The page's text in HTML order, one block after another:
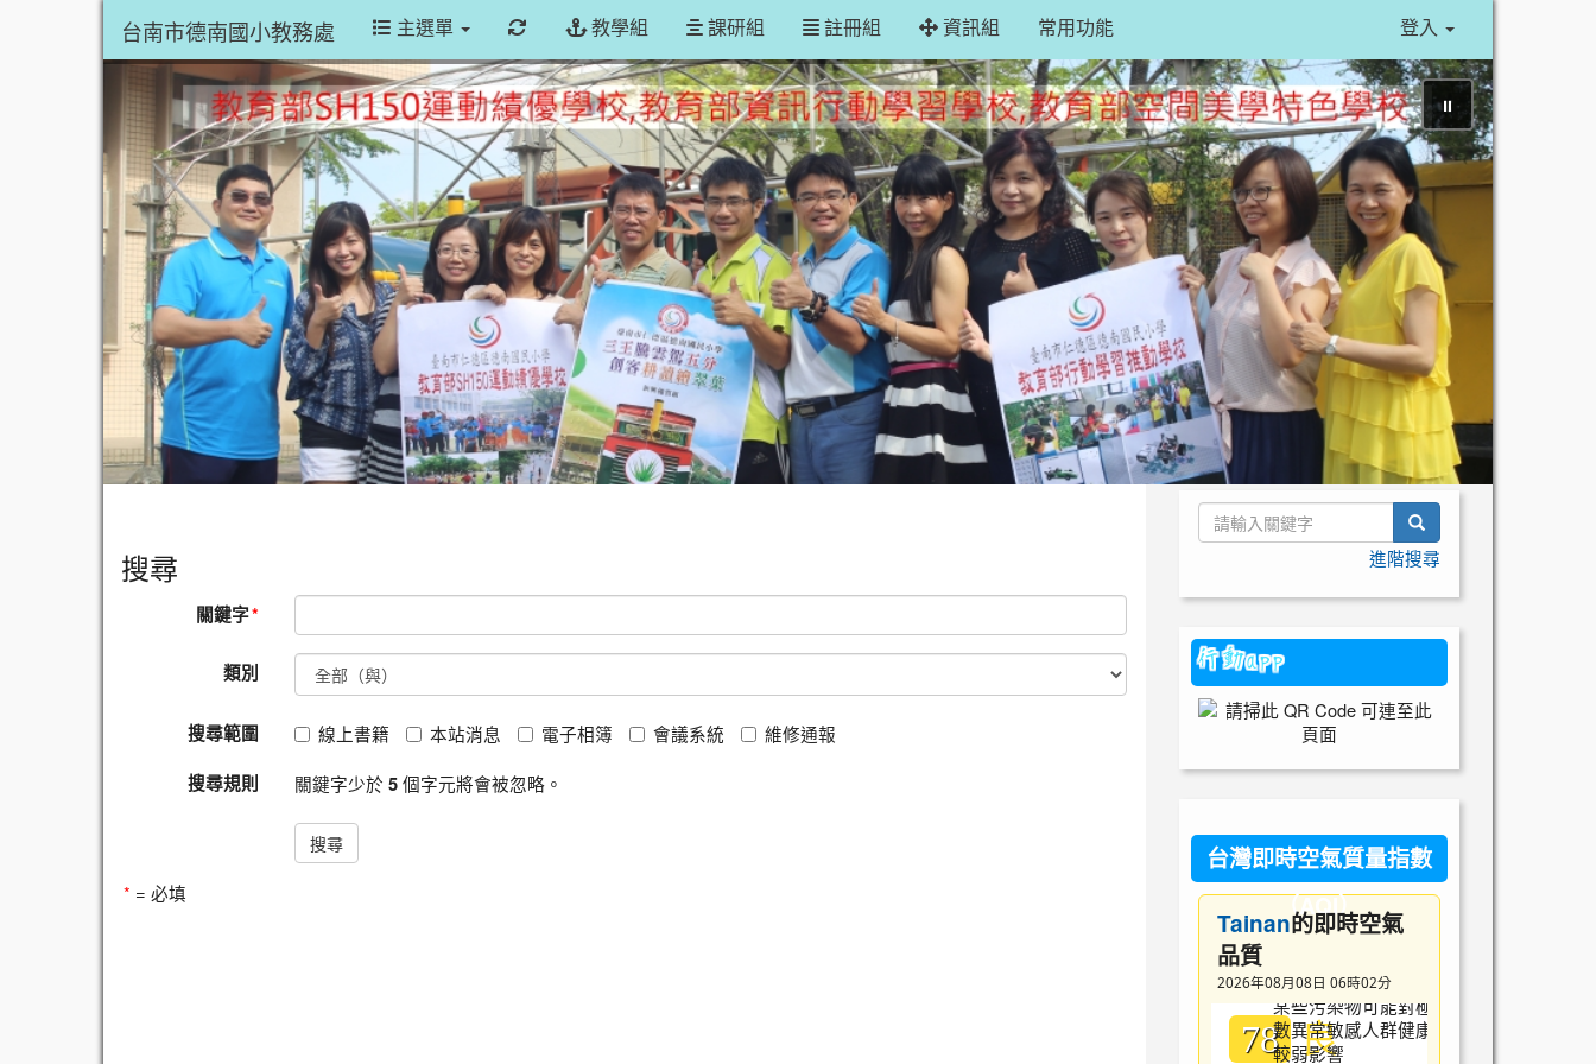
台南市德南國小教務處 主選單 重新取得佈景設定
教學組 課研組 註冊組 資訊組 常用功能 登入
⏸
搜尋
關鍵字*
類別
搜尋範圍 線上書籍 本站消息 電子相簿 會議系統
維修通報
搜尋規則
關鍵字少於5個字元將會被忽略。
* = 必填
search
進階搜尋
台灣即時空氣質量指數
（AQI）
Tainan的即時空氣
品質
2026年08月08日 06時02分
78 良